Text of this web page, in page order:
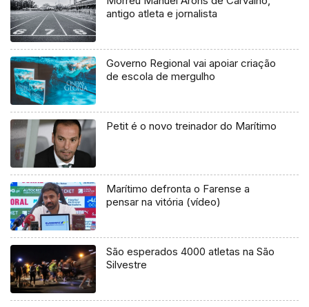
antigo atleta e jornalista
Governo Regional vai apoiar criação
de escola de mergulho
Petit é o novo treinador do Marítimo
Marítimo defronta o Farense a
pensar na vitória (vídeo)
São esperados 4000 atletas na São
Silvestre